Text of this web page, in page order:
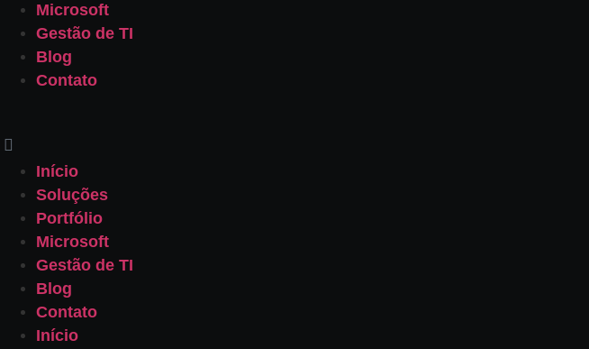
Microsoft
Gestão de TI
Blog
Contato
Início
Soluções
Portfólio
Microsoft
Gestão de TI
Blog
Contato
Início